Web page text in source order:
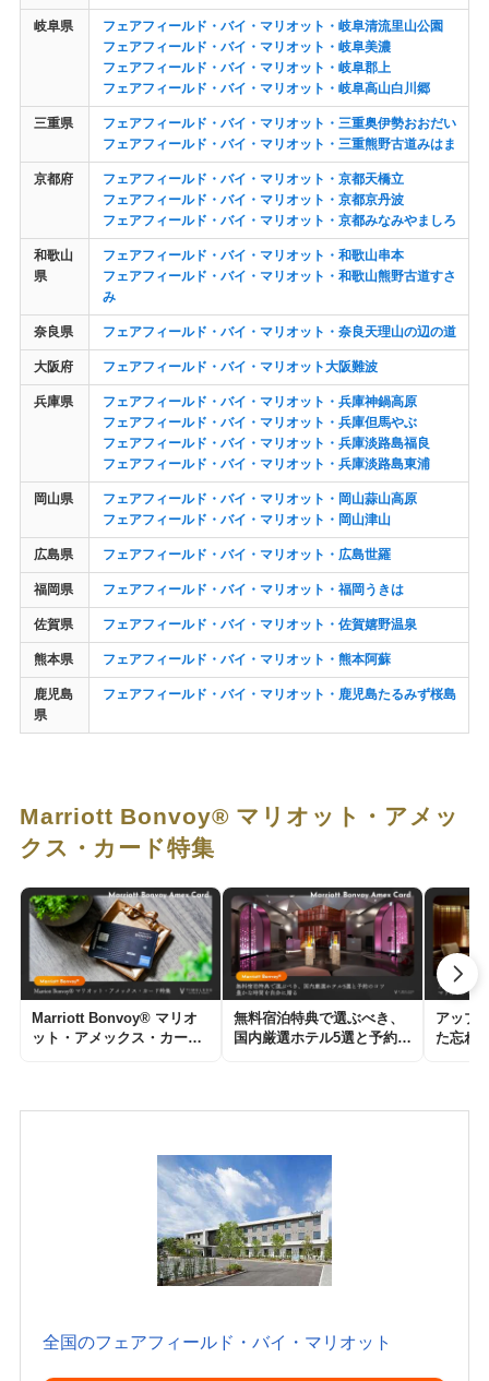
岐阜県
フェアフィールド・バイ・マリオット・岐阜清流里山公園
フェアフィールド・バイ・マリオット・岐阜美濃
フェアフィールド・バイ・マリオット・岐阜郡上
フェアフィールド・バイ・マリオット・岐阜高山白川郷
三重県
フェアフィールド・バイ・マリオット・三重奥伊勢おおだい
フェアフィールド・バイ・マリオット・三重熊野古道みはま
京都府
フェアフィールド・バイ・マリオット・京都天橋立
フェアフィールド・バイ・マリオット・京都京丹波
フェアフィールド・バイ・マリオット・京都みなみやましろ
和歌山
県
フェアフィールド・バイ・マリオット・和歌山串本
フェアフィールド・バイ・マリオット・和歌山熊野古道すさ
み
奈良県 フェアフィールド・バイ・マリオット・奈良天理山の辺の道
大阪府 フェアフィールド・バイ・マリオット大阪難波
兵庫県
フェアフィールド・バイ・マリオット・兵庫神鍋高原
フェアフィールド・バイ・マリオット・兵庫但馬やぶ
フェアフィールド・バイ・マリオット・兵庫淡路島福良
フェアフィールド・バイ・マリオット・兵庫淡路島東浦
岡山県
フェアフィールド・バイ・マリオット・岡山蒜山高原
フェアフィールド・バイ・マリオット・岡山津山
広島県 フェアフィールド・バイ・マリオット・広島世羅
福岡県 フェアフィールド・バイ・マリオット・福岡うきは
佐賀県 フェアフィールド・バイ・マリオット・佐賀嬉野温泉
熊本県 フェアフィールド・バイ・マリオット・熊本阿蘇
鹿児島
県
フェアフィールド・バイ・マリオット・鹿児島たるみず桜島
Marriott Bonvoy® マリオット・アメッ
クス・カード特集
Marriott Bonvoy® マリオ
ット・アメックス・カード
枚。
無料宿泊特典で選ぶべき、
国内厳選ホテル5選と予約の
アップ
た忘れ
全国のフェアフィールド・バイ・マリオット